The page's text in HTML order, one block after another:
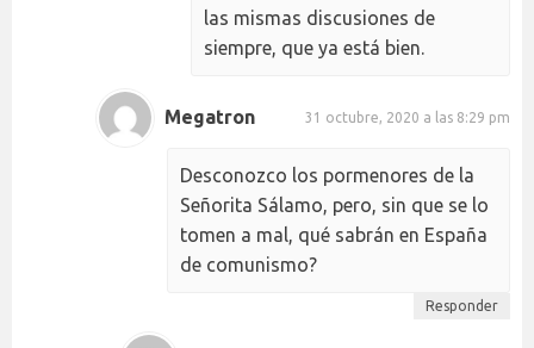
las mismas discusiones de
siempre, que ya está bien.
Megatron 31 octubre, 2020 a las 8:29 pm
Desconozco los pormenores de la
Señorita Sálamo, pero, sin que se lo
tomen a mal, qué sabrán en España
de comunismo?
Responder